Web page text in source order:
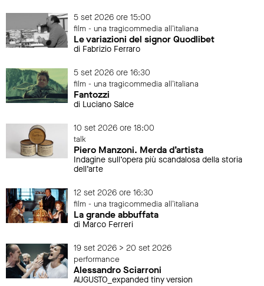
5 set 2026 ore 15:00
film - una tragicommedia all'italiana
Le variazioni del signor Quodlibet
di Fabrizio Ferraro
5 set 2026 ore 16:30
film - una tragicommedia all'italiana
Fantozzi
di Luciano Salce
10 set 2026 ore 18:00
talk
Piero Manzoni. Merda d’artista
Indagine sull’opera più scandalosa della storia
dell’arte
12 set 2026 ore 16:30
film - una tragicommedia all'italiana
La grande abbuffata
di Marco Ferreri
19 set 2026 > 20 set 2026
performance
Alessandro Sciarroni
AUGUSTO_expanded tiny version